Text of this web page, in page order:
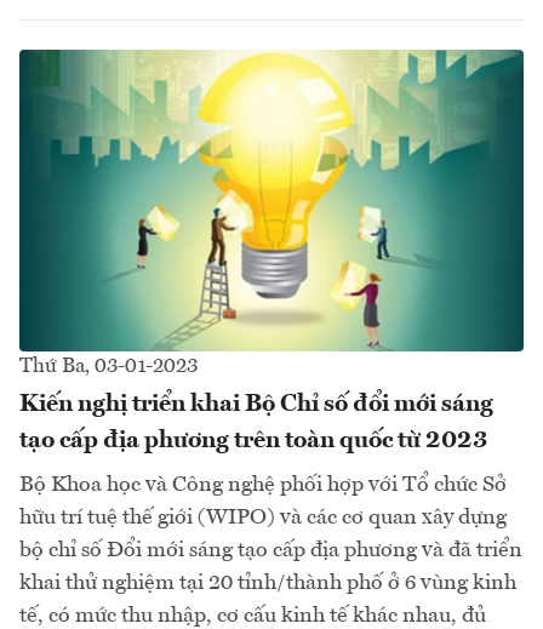
Thứ Ba, 03-01-2023
Kiến nghị triển khai Bộ Chỉ số đổi mới sáng
tạo cấp địa phương trên toàn quốc từ 2023
Bộ Khoa học và Công nghệ phối hợp với Tổ chức Sở
hữu trí tuệ thế giới (WIPO) và các cơ quan xây dựng
bộ chỉ số Đổi mới sáng tạo cấp địa phương và đã triển
khai thử nghiệm tại 20 tỉnh/thành phố ở 6 vùng kinh
tế, có mức thu nhập, cơ cấu kinh tế khác nhau, đủ